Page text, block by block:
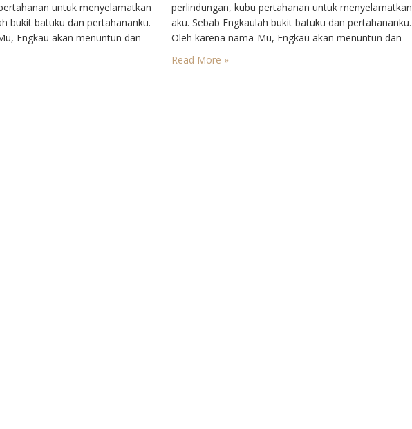
untuk menyelamatkan
bukit batuku dan pertahananku.
Engkau akan menuntun dan
: Menerima aturan-
lama makin sulit bagi manusia
perlindungan, kubu pertahanan untuk menyelamatkan
aku. Sebab Engkaulah bukit batuku dan pertahananku.
Oleh karena nama-Mu, Engkau akan menuntun dan
membimbing aku. PENGANTAR : Menerima aturan-
aturan rupanya makin lama makin sulit bagi manusia
Read More »